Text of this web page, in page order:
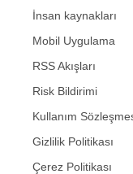
İnsan kaynakları
Mobil Uygulama
RSS Akışları
Risk Bildirimi
Kullanım
Gizlilik Politikası
Çerez Politikası